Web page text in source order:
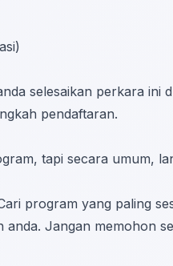
selesaikan perkara ini
pendaftaran.
tapi secara umum,
program yang paling
Jangan memohon